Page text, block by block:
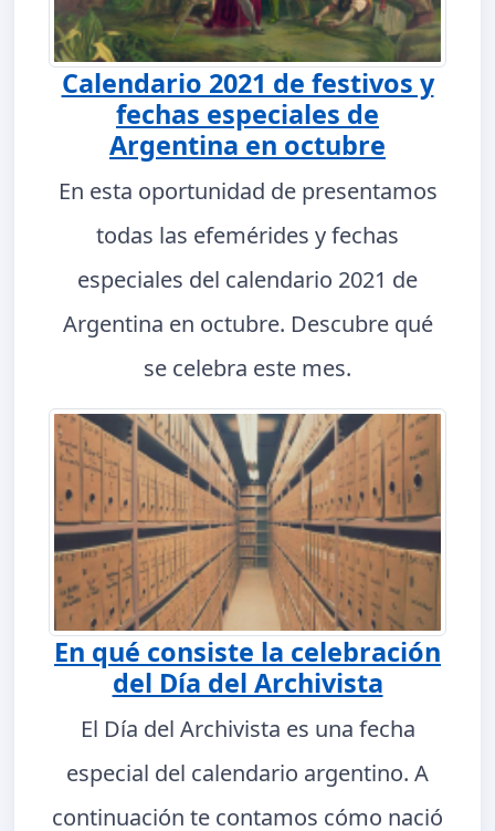
Calendario 2021 de festivos y
fechas especiales de
Argentina en octubre
En esta oportunidad de presentamos
todas las efemérides y fechas
especiales del calendario 2021 de
Argentina en octubre. Descubre qué
se celebra este mes.
En qué consiste la celebración
del Día del Archivista
El Día del Archivista es una fecha
especial del calendario argentino. A
continuación te contamos cómo nació